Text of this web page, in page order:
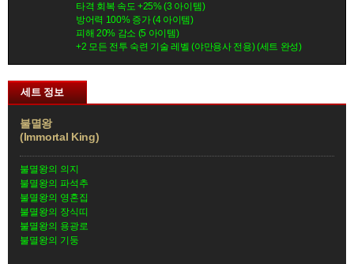
타격 회복 속도 +25% (3 아이템)
방어력 100% 증가 (4 아이템)
피해 20% 감소 (5 아이템)
+2 모든 전투 숙련 기술 레벨 (야만용사 전용) (세트 완성)
세트 정보
불멸왕
(Immortal King)
불멸왕의 의지
불멸왕의 파석추
불멸왕의 영혼집
불멸왕의 장식띠
불멸왕의 용광로
불멸왕의 기둥